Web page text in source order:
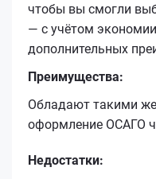
чтобы вы смогли
— с учётом
дополнительных
Преимущества:
Обладают такими
оформление ОСАГО
Недостатки: